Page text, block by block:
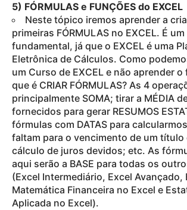
5) FÓRMULAS e FUNÇÕES do EXCEL
Neste tópico iremos aprender a
primeiras FÓRMULAS no EXCEL. É
fundamental, já que o EXCEL é uma
Eletrônica de Cálculos. Como
um Curso de EXCEL e não aprender
que é CRIAR FÓRMULAS? As 4
principalmente SOMA; tirar a MÉDIA
fornecidos para gerar RESUMOS
fórmulas com DATAS para
faltam para o vencimento de um título
cálculo de juros devidos; etc. As
aqui serão a BASE para todas os
(Excel Intermediário, Excel Avançado,
Matemática Financeira no Excel e
Aplicada no Excel).